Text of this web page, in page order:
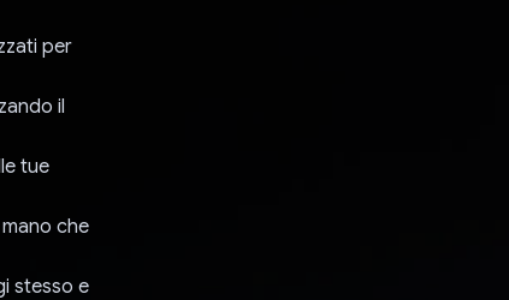
per
il
tue
che
stesso e